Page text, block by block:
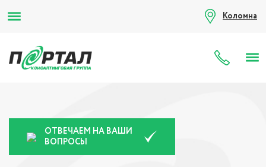
Коломна
8
ОТВЕЧАЕМ НА ВАШИ
ВОПРОСЫ